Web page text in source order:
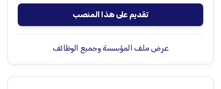
تقديم على هذا المنصب
عرض ملف المؤسسة وجميع الوظائف